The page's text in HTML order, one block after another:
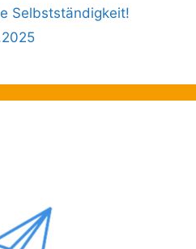
Selbstständigkeit!